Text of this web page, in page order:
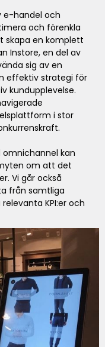
e-handel och
och förenkla
skapa en komplett
Instore, en del av
sig av en
effektiv strategi för
kundupplevelse.
i stor
omnichannel kan
om att det
Vi går också
från samtliga
KPI:er och